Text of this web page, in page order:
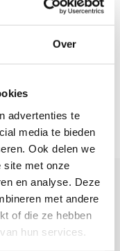
Over
advertenties te
media te bieden
Ook delen we
site met onze
en analyse. Deze
met andere
of die ze hebben
hun services.
nieuwsbrief
en